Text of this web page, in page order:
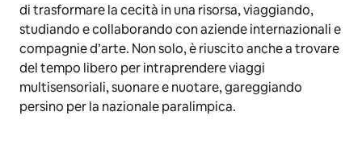
di trasformare la cecità in una risorsa, viaggiando,
studiando e collaborando con aziende internazionali e
compagnie d’arte. Non solo, è riuscito anche a trovare
del tempo libero per intraprendere viaggi
multisensoriali, suonare e nuotare, gareggiando
persino per la nazionale paralimpica.